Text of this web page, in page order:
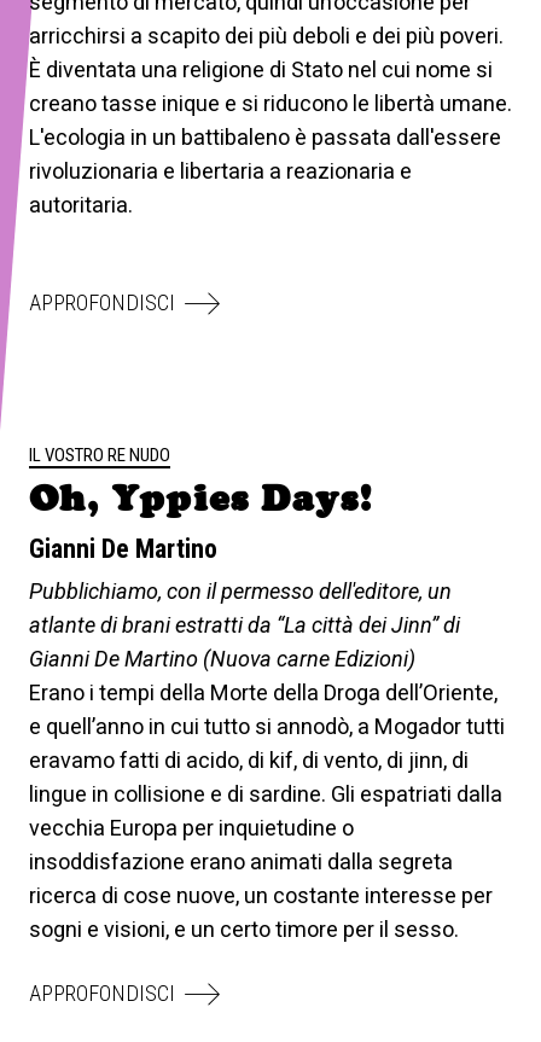
arricchirsi a scapito dei più deboli e dei più poveri.
È diventata una religione di Stato nel cui nome si
creano tasse inique e si riducono le libertà umane.
L'ecologia in un battibaleno è passata dall'essere
rivoluzionaria e libertaria a reazionaria e
autoritaria.
APPROFONDISCI
IL VOSTRO RE NUDO
Oh, Yppies Days!
Gianni De Martino
Pubblichiamo, con il permesso dell'editore, un
atlante di brani estratti da “La città dei Jinn” di
Gianni De Martino (Nuova carne Edizioni)
Erano i tempi della Morte della Droga dell’Oriente,
e quell’anno in cui tutto si annodò, a Mogador tutti
eravamo fatti di acido, di kif, di vento, di jinn, di
lingue in collisione e di sardine. Gli espatriati dalla
vecchia Europa per inquietudine o
insoddisfazione erano animati dalla segreta
ricerca di cose nuove, un costante interesse per
sogni e visioni, e un certo timore per il sesso.
APPROFONDISCI